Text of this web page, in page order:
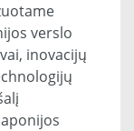
verslo
inovacijų